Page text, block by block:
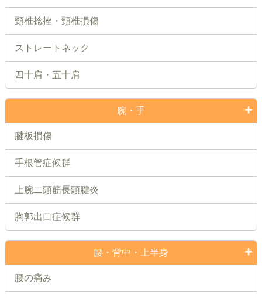
頸椎捻挫・頸椎損傷
ストレートネック
四十肩・五十肩
腕・手
腱板損傷
手根管症候群
上腕二頭筋長頭腱炎
胸郭出口症候群
腰・背中・上半身
腰の痛み